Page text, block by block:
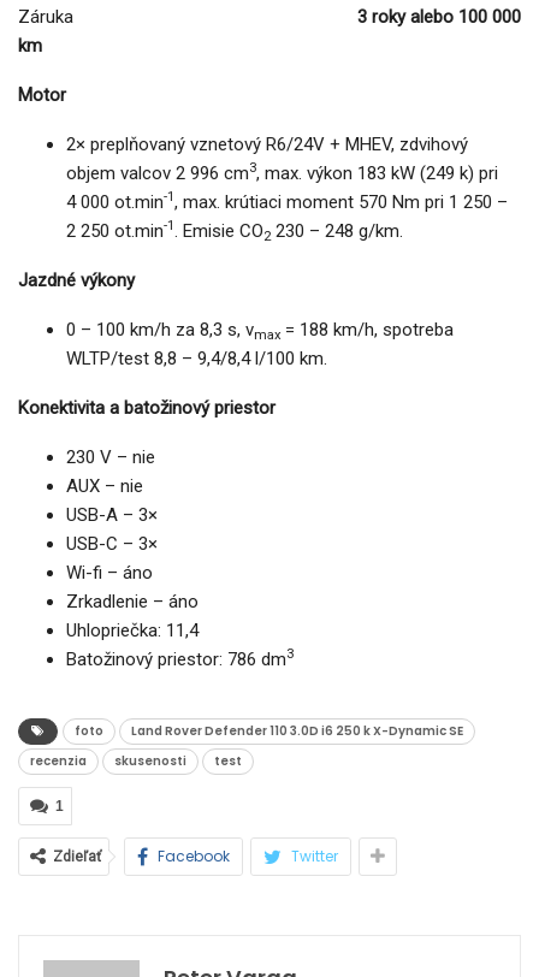
Záruka 3 roky alebo 100 000
km
Motor
2× preplňovaný vznetový R6/24V + MHEV, zdvihový
objem valcov 2 996 cm3, max. výkon 183 kW (249 k) pri
4 000 ot.min-1, max. krútiaci moment 570 Nm pri 1 250 –
2 250 ot.min-1. Emisie CO2 230 – 248 g/km.
Jazdné výkony
0 – 100 km/h za 8,3 s, vmax = 188 km/h, spotreba
WLTP/test 8,8 – 9,4/8,4 l/100 km.
Konektivita a batožinový priestor
230 V – nie
AUX – nie
USB-A – 3×
USB-C – 3×
Wi-fi – áno
Zrkadlenie – áno
Uhlopriečka: 11,4
Batožinový priestor: 786 dm3
foto
Land Rover Defender 110 3.0D i6 250 k X-Dynamic SE
recenzia
skusenosti test
1
Zdieľať Facebook Twitter